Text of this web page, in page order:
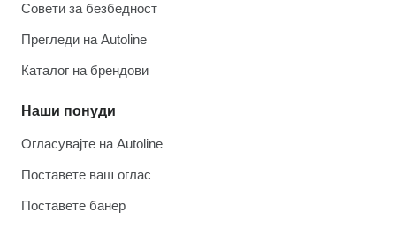
Совети за безбедност
Прегледи на Autoline
Каталог на брендови
Наши понуди
Огласувајте на Autoline
Поставете ваш оглас
Поставете банер